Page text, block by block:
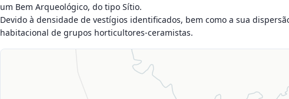
um Bem Arqueológico, do tipo Sítio.
Devido à densidade de vestígios identificados, bem como a sua
habitacional de grupos horticultores-ceramistas.